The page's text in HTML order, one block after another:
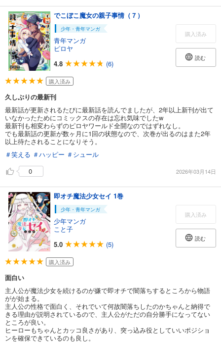
でこぼこ魔女の親子事情（７）
少年・青年マンガ
青年マンガ
ピロヤ
4.8
(6)
購入済み
読む
購入済み
久しぶりの最新刊
最新話が更新されるたびに最新話を読んでましたが、2年以上新刊が出て
いなかったためにコミックスの存在は忘れ気味でしたw
最新刊も相変わらずのピロヤワールド全開なのではずれなし。
でも最新話の更新が数ヶ月に1回の状態なので、次巻が出るのはまた2年
以上待たされることになりそう。
＃笑える ＃ハッピー ＃シュール
0
2026年03月14日
即オチ魔法少女セイ 1巻
少年・青年マンガ
少年マンガ
こと子
5.0
(5)
購入済み
読む
購入済み
面白い
主人公が魔法少女を続けるのが嫌で即オチで闇落ちするところから物語
がが始まる。
主人公の性格で面白く、それでいて何故闇落ちしたのかちゃんと納得で
きる理由が説明されているので、主人公がただの自分勝手になってない
ところが良い。
ヒーローもちゃんとカッコ良さがあり、突っ込み役としていいポジショ
ンを確保できているのも良し。